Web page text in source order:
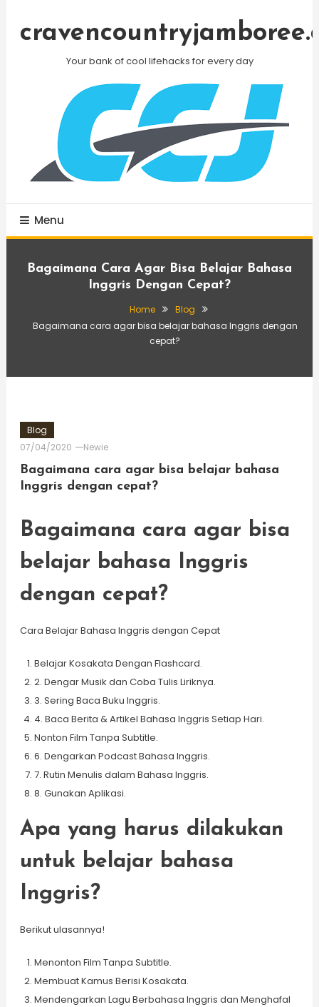
Your bank of cool lifehacks for every day
Menu
Bagaimana Cara Agar Bisa Belajar Bahasa
Inggris Dengan Cepat?
Home
Blog
Bagaimana cara agar bisa belajar bahasa Inggris dengan
cepat?
Blog
07/04/2020
Newie
Bagaimana cara agar bisa belajar bahasa
Inggris dengan cepat?
Bagaimana cara agar bisa
belajar bahasa Inggris
dengan cepat?
Cara Belajar Bahasa Inggris dengan Cepat
Belajar Kosakata Dengan Flashcard.
2. Dengar Musik dan Coba Tulis Liriknya.
3. Sering Baca Buku Inggris.
4. Baca Berita & Artikel Bahasa Inggris Setiap Hari.
Nonton Film Tanpa Subtitle.
6. Dengarkan Podcast Bahasa Inggris.
7. Rutin Menulis dalam Bahasa Inggris.
8. Gunakan Aplikasi.
Apa yang harus dilakukan
untuk belajar bahasa
Inggris?
Berikut ulasannya!
Menonton Film Tanpa Subtitle.
Membuat Kamus Berisi Kosakata.
Mendengarkan Lagu Berbahasa Inggris dan Menghafal